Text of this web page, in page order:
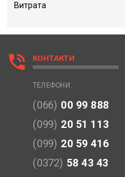
Витрата
phone_in_talk КОНТАКТИ
ТЕЛЕФОНИ:
(066) 00 99 888
(099) 20 51 113
(099) 20 59 416
(0372) 58 43 43